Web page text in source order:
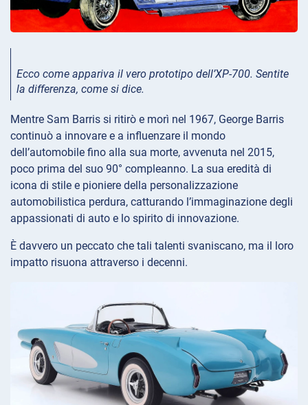
Ecco come appariva il vero prototipo dell’XP-700. Sentite
la differenza, come si dice.
Mentre Sam Barris si ritirò e morì nel 1967, George Barris
continuò a innovare e a influenzare il mondo
dell’automobile fino alla sua morte, avvenuta nel 2015,
poco prima del suo 90° compleanno. La sua eredità di
icona di stile e pioniere della personalizzazione
automobilistica perdura, catturando l’immaginazione degli
appassionati di auto e lo spirito di innovazione.
È davvero un peccato che tali talenti svaniscano, ma il loro
impatto risuona attraverso i decenni.